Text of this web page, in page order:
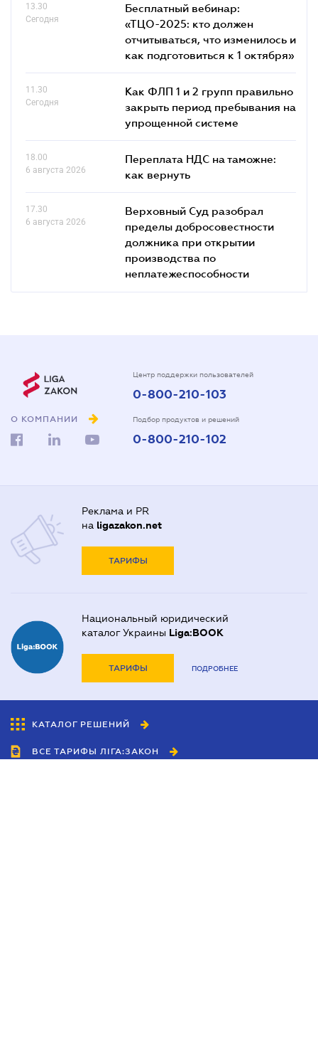
13.30
Сегодня
Бесплатный вебинар:
«ТЦО-2025: кто должен
отчитываться, что изменилось и
как подготовиться к 1 октября»
11.30
Сегодня
Как ФЛП 1 и 2 групп правильно
закрыть период пребывания на
упрощенной системе
18.00
6 августа 2026
Переплата НДС на таможне:
как вернуть
17.30
6 августа 2026
Верховный Суд разобрал
пределы добросовестности
должника при открытии
производства по
неплатежеспособности
О КОМПАНИИ
Центр поддержки пользователей
0-800-210-103
Подбор продуктов и решений
0-800-210-102
Реклама и PR
на ligazakon.net
ТАРИФЫ
Национальный юридический
каталог Украины Liga:BOOK
ТАРИФЫ ПОДРОБНЕЕ
КАТАЛОГ РЕШЕНИЙ
ВСЕ ТАРИФЫ ЛІГА:ЗАКОН